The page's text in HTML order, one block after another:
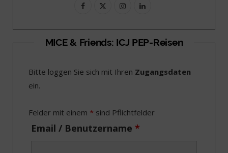
F
c
b
o
k
T
i
t
e
I
s
a
r
a
L
n
e
I
MICE & Friends: ICJ PEP-Reisen
Bitte loggen Sie sich mit Ihren Zugangsdaten
ein.
Felder mit einem * sind Pflichtfelder
Email / Benutzername *